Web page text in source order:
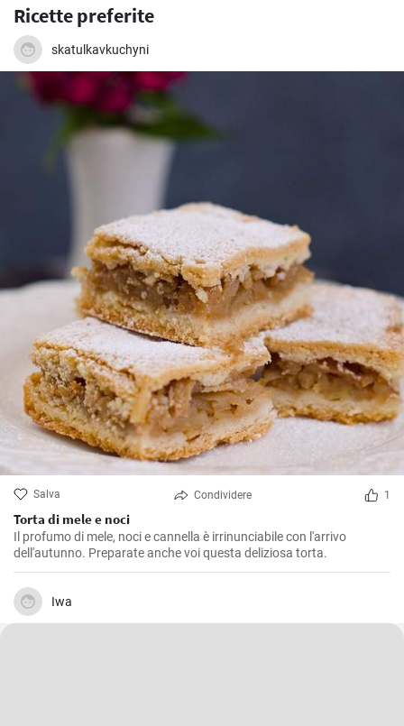
Ricette preferite
skatulkavkuchyni
Salva Condividere 1
Torta di mele e noci
Il profumo di mele, noci e cannella è irrinunciabile con l'arrivo
dell'autunno. Preparate anche voi questa deliziosa torta.
Iwa